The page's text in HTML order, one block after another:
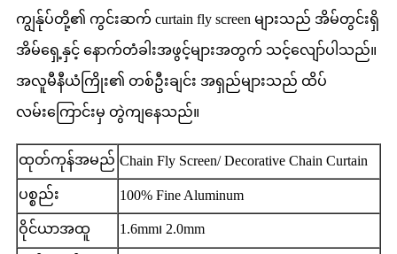
ကျွန်ုပ်တို့၏ ကွင်းဆက် curtain fly screen များသည် အိမ်တွင်းရှိ
အိမ်ရှေ့နှင့် နောက်တံခါးအဖွင့်များအတွက် သင့်လျော်ပါသည်။
အလူမီနီယံကြိုး၏ တစ်ဦးချင်း အရှည်များသည် ထိပ်
လမ်းကြောင်းမှ တွဲကျနေသည်။
ထုတ်ကုန်အမည် Chain Fly Screen/ Decorative Chain Curtain
ပစ္စည်း 100% Fine Aluminum
ဝိုင်ယာအထူ 1.6mm၊ 2.0mm